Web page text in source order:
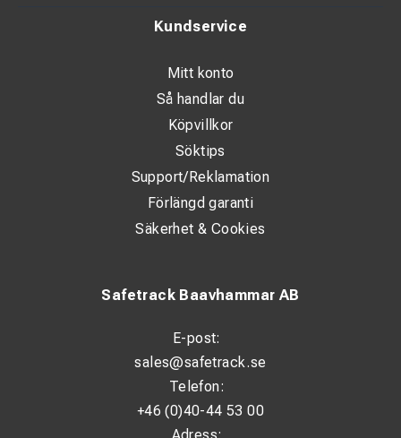
Tekniska specifikationer
Modell: KNIPEX 00 20 13
Mått: 370 × 170 × 40 mm
VDE-godkänd: Upp till 1000V
Safetrack Baavhammar AB
E-post:
sales@safetrack.se
Telefon:
+46 (0)40-44 53 00
Kundservice
Mitt konto
Så handlar du
Köpvillkor
Söktips
Support/Reklamation
Förlängd garanti
Säkerhet & Cookies